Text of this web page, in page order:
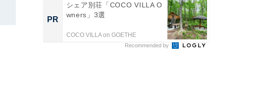
PR
シェア別荘「COCO VILLA O
wners」3選
COCO VILLA on GOETHE
Recommended by